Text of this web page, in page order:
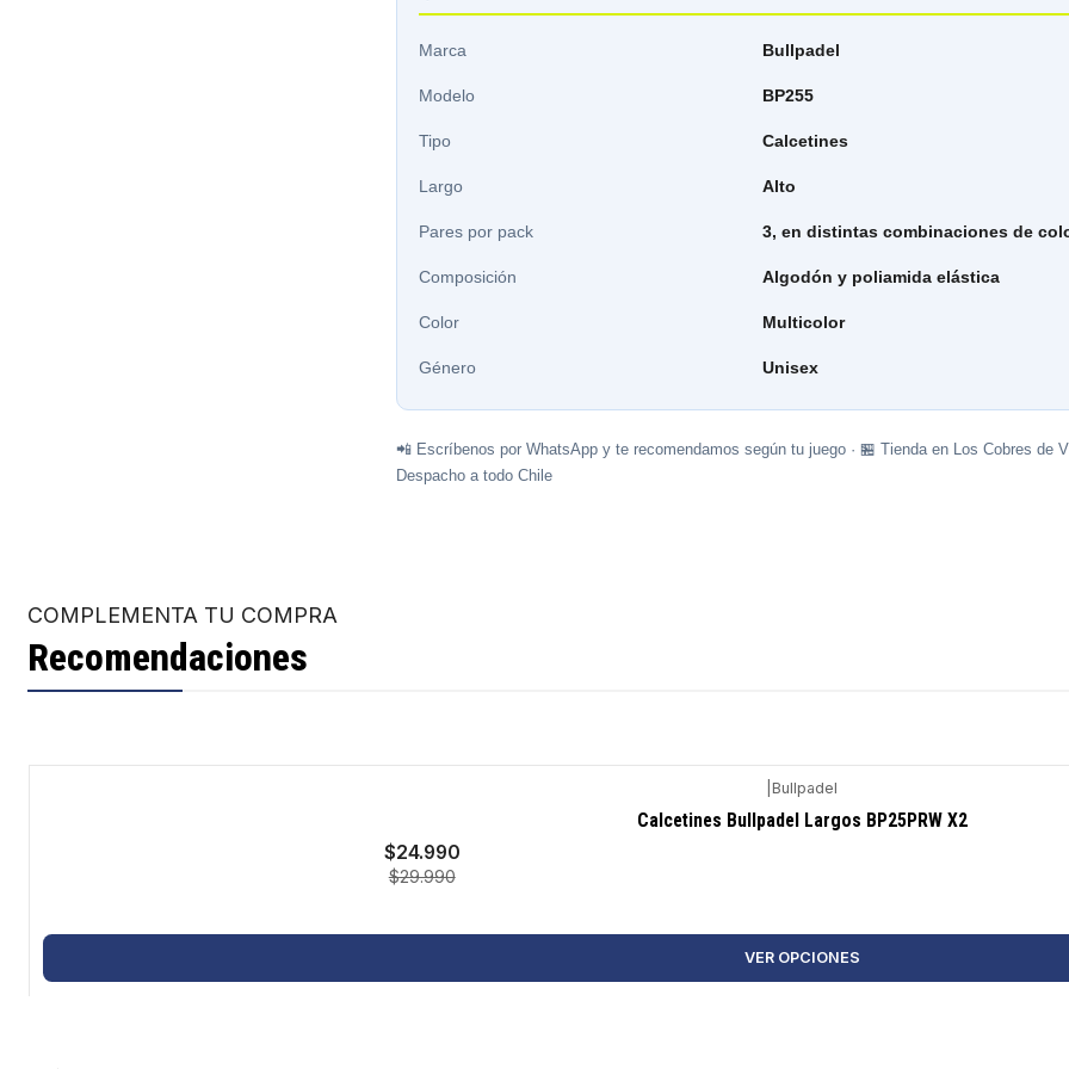
Marca Bullpadel
Modelo BP255
Tipo Calcetines
Largo Alto
Pares por pack 3, en distintas combinaciones de
Composición Algodón y poliamida elástica
Color Multicolor
Género Unisex
📲 Escríbenos por WhatsApp y te recomendamos según tu juego · 🏪 Tienda en Los Cobres de
Despacho a todo Chile
COMPLEMENTA TU COMPRA
Recomendaciones
Bullpadel
Calcetines Bullpadel Largos BP25PRW X2
$24.990
$29.990
VER OPCIONES